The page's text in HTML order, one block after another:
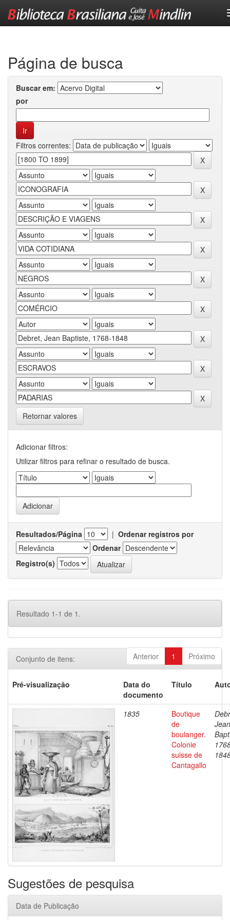
Página de busca
Buscar em:
por
Filtros correntes:
Retornar valores
Adicionar filtros:
Utilizar filtros para refinar o resultado de busca.
Resultados/Página | Ordenar registros por
Ordenar
Registro(s)
Resultado 1-1 de 1.
Anterior 1 Próximo
Conjunto de itens:
Pré-visualização
Data do
documento
Título
1835
Boutique
de
boulanger.
Colonie
suisse de
Cantagallo
Jean
Sugestões de pesquisa
Data de Publicação